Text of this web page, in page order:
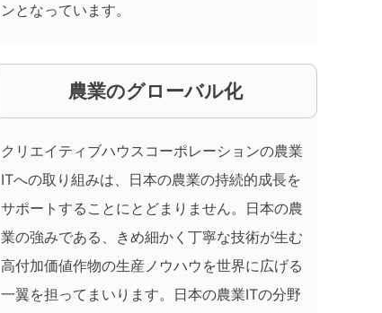
ンとなっています。
農業のグローバル化
クリエイティブハウスコーポレーションの農業
ITへの取り組みは、日本の農業の持続的成長を
サポートすることにとどまりません。日本の農
業の強みである、きめ細かく丁寧な技術が生む
高付加価値作物の生産ノウハウを世界に広げる
一翼を担ってまいります。日本の農業ITの分野